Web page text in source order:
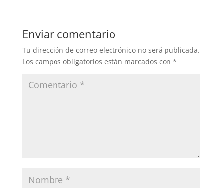
Enviar comentario
Tu dirección de correo electrónico no será publicada.
Los campos obligatorios están marcados con *